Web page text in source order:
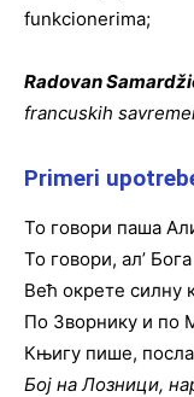
funkcionerima;
Radovan
francuskih
Primeri
То говори паша
То говори, ал’
Већ окрете силну
По Зворнику и по
Књигу пише,
Бој на Лозници,